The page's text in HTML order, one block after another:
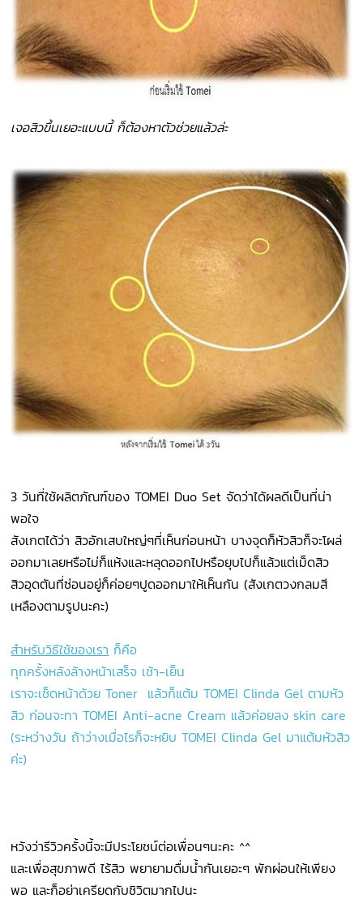
เจอสิวขึ้นเยอะแบบนี้ ก็ต้องหาตัวช่วยแล้วล่ะ
3 วันที่ใช้ผลิตภัณฑ์ของ TOMEI Duo Set จัดว่าได้ผลดีเป็นที่น่า
พอใจ
สังเกตได้ว่า สิวอักเสบใหญ่ๆที่เห็นก่อนหน้า บางจุดก็หัวสิวก็จะโผล่
ออกมาเลยหรือไม่ก็แห้งและหลุดออกไปหรือยุบไปก็แล้วแต่เม็ดสิว
สิวอุดตันที่ซ่อนอยู่ก็ค่อยๆปูดออกมาให้เห็นกัน (สังเกตวงกลมสี
เหลืองตามรูปนะคะ)
สำหรับวิธีใช้ของเรา ก็คือ
ทุกครั้งหลังล้างหน้าเสร็จ เช้า-เย็น
เราจะเช็ดหน้าด้วย Toner แล้วก็แต้ม TOMEI Clinda Gel ตามหัว
สิว ก่อนจะทา TOMEI Anti-acne Cream แล้วค่อยลง skin care
(ระหว่างวัน ถ้าว่างเมื่อไรก็จะหยิบ TOMEI Clinda Gel มาแต้มหัวสิว
ค่ะ)
หวังว่ารีวิวครั้งนี้จะมีประโยชน์ต่อเพื่อนๆนะคะ ^^
และเพื่อสุขภาพดี ไร้สิว พยายามดื่มน้ำกันเยอะๆ พักผ่อนให้เพียง
พอ และก็อย่าเครียดกับชิวิตมากไปนะ